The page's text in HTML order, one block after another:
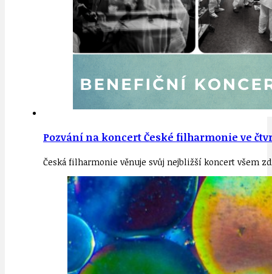
Pozvání na koncert České filharmonie ve
Česká filharmonie věnuje svůj nejbližší koncert všem